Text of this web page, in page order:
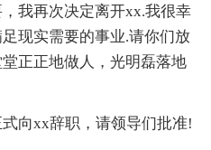
我再次决定离开xx.我很幸
现实需要的事业.请你们放
正正地做人，光明磊落地
向xx辞职，请领导们批准!